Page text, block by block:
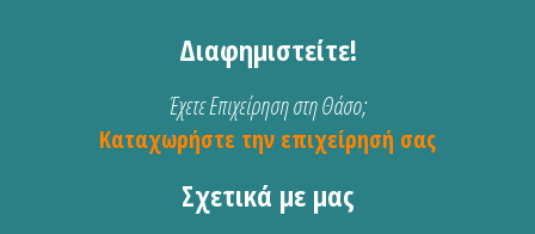
Διαφημιστείτε!
Έχετε Επιχείρηση στη Θάσο;
Καταχωρήστε την επιχείρησή σας
Σχετικά με μας